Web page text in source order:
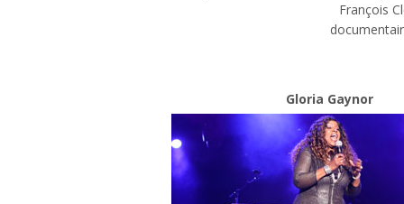
François
Gloria Gaynor